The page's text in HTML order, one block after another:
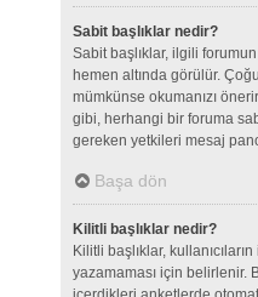
Sabit başlıklar nedir?
Sabit başlıklar, ilgili
hemen altında görülür.
mümkünse okumanızı
gibi, herhangi bir foruma
gereken yetkileri mesaj
Başa dön
Kilitli başlıklar nedir?
Kilitli başlıklar,
yazamaması için belirlenir.